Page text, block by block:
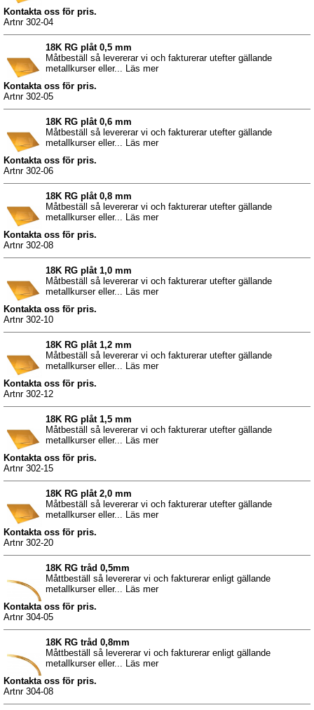
Kontakta oss för pris.
Artnr 302-04
18K RG plåt 0,5 mm
Måtbeställ så levererar vi och fakturerar utefter gällande
metallkurser eller... Läs mer
Kontakta oss för pris.
Artnr 302-05
18K RG plåt 0,6 mm
Måtbeställ så levererar vi och fakturerar utefter gällande
metallkurser eller... Läs mer
Kontakta oss för pris.
Artnr 302-06
18K RG plåt 0,8 mm
Måtbeställ så levererar vi och fakturerar utefter gällande
metallkurser eller... Läs mer
Kontakta oss för pris.
Artnr 302-08
18K RG plåt 1,0 mm
Måtbeställ så levererar vi och fakturerar utefter gällande
metallkurser eller... Läs mer
Kontakta oss för pris.
Artnr 302-10
18K RG plåt 1,2 mm
Måtbeställ så levererar vi och fakturerar utefter gällande
metallkurser eller... Läs mer
Kontakta oss för pris.
Artnr 302-12
18K RG plåt 1,5 mm
Måtbeställ så levererar vi och fakturerar utefter gällande
metallkurser eller... Läs mer
Kontakta oss för pris.
Artnr 302-15
18K RG plåt 2,0 mm
Måtbeställ så levererar vi och fakturerar utefter gällande
metallkurser eller... Läs mer
Kontakta oss för pris.
Artnr 302-20
18K RG tråd 0,5mm
Måttbeställ så levererar vi och fakturerar enligt gällande
metallkurser eller... Läs mer
Kontakta oss för pris.
Artnr 304-05
18K RG tråd 0,8mm
Måttbeställ så levererar vi och fakturerar enligt gällande
metallkurser eller... Läs mer
Kontakta oss för pris.
Artnr 304-08